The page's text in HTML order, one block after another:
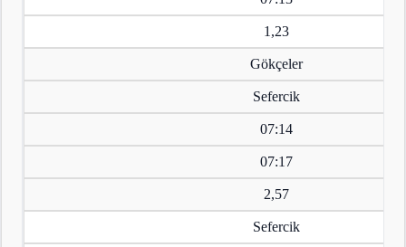
1,23
Gökçeler
Sefercik
07:14
07:17
2,57
Sefercik